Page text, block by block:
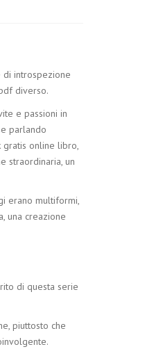
di introspezione
diverso.
e passioni in
parlando
gratis online libro,
straordinaria, un
erano multiformi,
una creazione
di questa serie
piuttosto che